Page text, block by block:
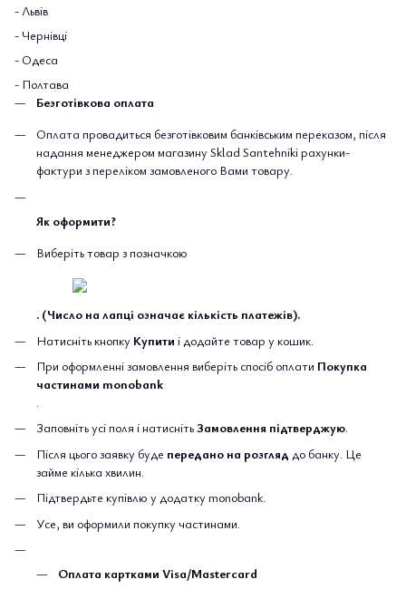
- Львів
- Чернівці
- Одеса
- Полтава
Безготівкова оплата
Оплата провадиться безготівковим банківським переказом, після
надання менеджером магазину Sklad Santehniki рахунки-
фактури з переліком замовленого Вами товару.
Як оформити?
Виберіть товар з позначкою
. (Число на лапці означає кількість платежів).
Натисніть кнопку Купити і додайте товар у кошик.
При оформленні замовлення виберіть спосіб оплати Покупка
частинами monobank
.
Заповніть усі поля і натиснітьЗамовлення підтверджую.
Після цього заявку буде передано на розгляд до банку. Це
займе кілька хвилин.
Підтвердьте купівлю у додатку monobank.
Усе, ви оформили покупку частинами.
Оплата картками Visa/Mastercard